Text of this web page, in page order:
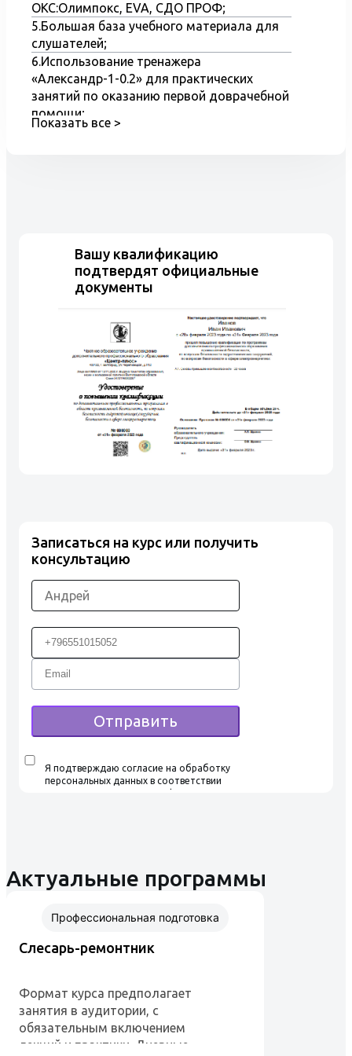
ОКС:Олимпокс, EVA, СДО ПРОФ;
5.Большая база учебного материала для
слушателей;
6.Использование тренажера
«Александр-1-0.2» для практических
занятий по оказанию первой доврачебной
помощи;
7.Наглядные пособия и оборудование при
тренажерах.
Показать все >
Вашу квалификацию
подтвердят официальные
документы
Записаться на курс или получить
консультацию
Отправить
Я подтверждаю согласие на обработку
персональных данных в соответствии
с условиями Политики конфиденциальности,
Актуальные программы
Профессиональная подготовка
Слесарь-ремонтник
Формат курса предполагает
занятия в аудитории, с
обязательным включением
лекций и практики. Дневные